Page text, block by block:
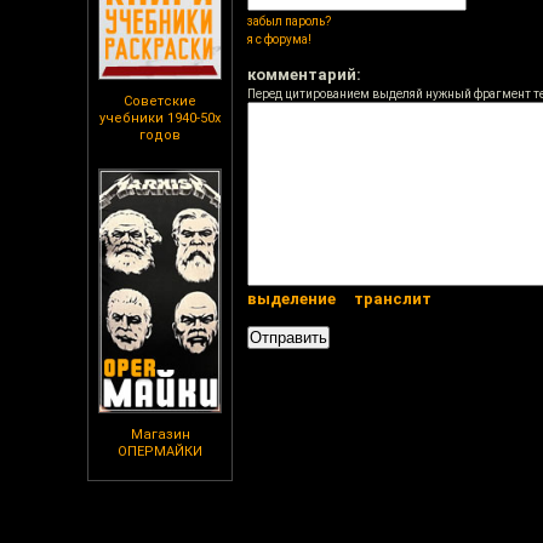
Советские
учебники 1940-50х
годов
Магазин
ОПЕРМАЙКИ
забыл пароль?
я с форума!
комментарий:
Перед цитированием выделяй нужный фрагмент
выделение транслит